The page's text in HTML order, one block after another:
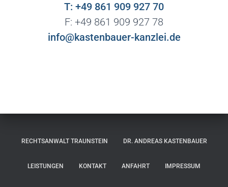
T: +49 861 909 927 70
F: +49 861 909 927 78
info@kastenbauer-kanzlei.de
RECHTSANWALT TRAUNSTEIN DR. ANDREAS KASTENBAUER
LEISTUNGEN KONTAKT ANFAHRT IMPRESSUM